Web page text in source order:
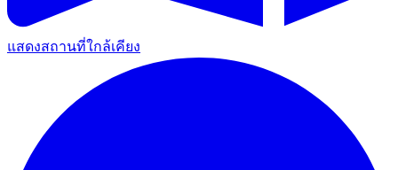
แสดงสถานที่ใกล้เคียง